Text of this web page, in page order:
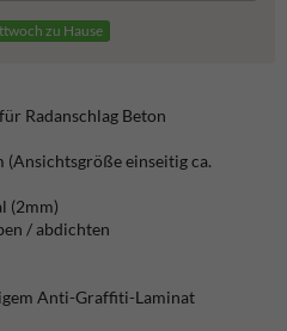
zu Hause
Radanschlag Beton
(Ansichtsgröße einseitig ca.
(2mm)
/ abdichten
Anti-Graffiti-Laminat